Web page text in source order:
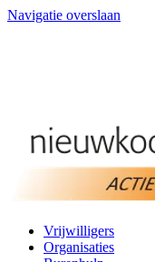
Navigatie overslaan
Vrijwilligers
Organisaties